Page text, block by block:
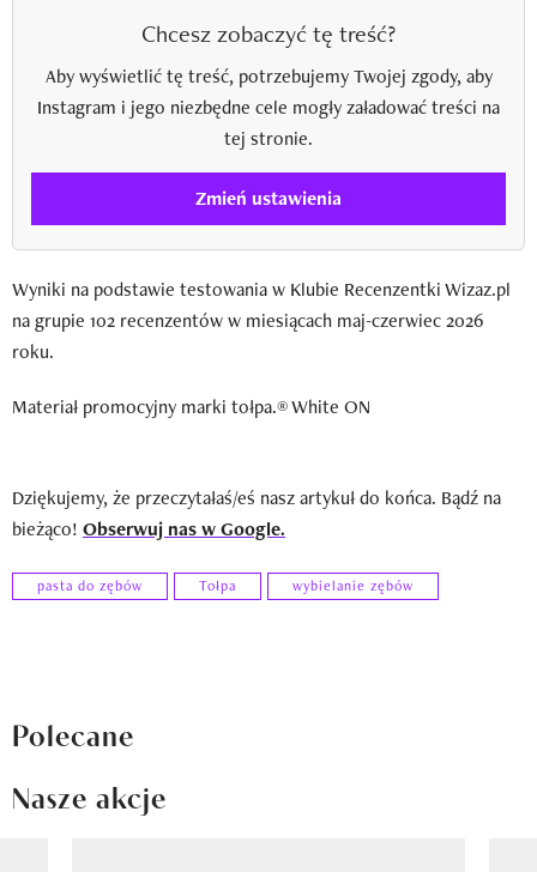
Chcesz zobaczyć tę treść?
Aby wyświetlić tę treść, potrzebujemy Twojej zgody, aby
Instagram i jego niezbędne cele mogły załadować treści na
tej stronie.
Zmień ustawienia
Wyniki na podstawie testowania w Klubie Recenzentki Wizaz.pl
na grupie 102 recenzentów w miesiącach maj-czerwiec 2026
roku.
Materiał promocyjny marki tołpa.® White ON
Dziękujemy, że przeczytałaś/eś nasz artykuł do końca. Bądź na
bieżąco! Obserwuj nas w Google.
pasta do zębów Tołpa wybielanie zębów
Polecane
Nasze akcje